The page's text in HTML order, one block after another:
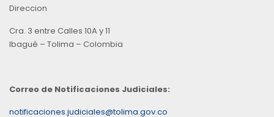
Direccion
Cra. 3 entre Calles 10A y 11
Ibagué – Tolima – Colombia
Correo de Notificaciones Judiciales:
notificaciones.judiciales@tolima.gov.co